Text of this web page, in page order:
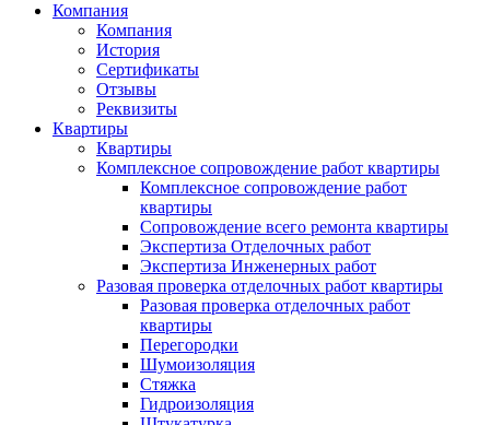
Компания
Компания
История
Сертификаты
Отзывы
Реквизиты
Квартиры
Квартиры
Комплексное сопровождение работ квартиры
Комплексное сопровождение работ
квартиры
Сопровождение всего ремонта квартиры
Экспертиза Отделочных работ
Экспертиза Инженерных работ
Разовая проверка отделочных работ квартиры
Разовая проверка отделочных работ
квартиры
Перегородки
Шумоизоляция
Стяжка
Гидроизоляция